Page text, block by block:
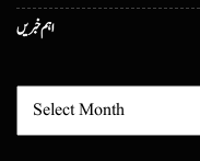
اہم خبریں